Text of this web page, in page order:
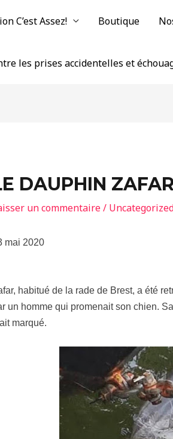
C’est Assez! Boutique
les prises accidentelles et
DAUPHIN
un commentaire/
mai 2020
habitué de la rade de Brest, a été
un homme qui promenait son chien.
marqué.